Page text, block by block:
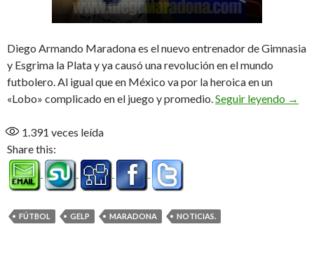
Diego Armando Maradona es el nuevo entrenador de Gimnasia
y Esgrima la Plata y ya causó una revolución en el mundo
futbolero. Al igual que en México va por la heroica en un
«Lobo» complicado en el juego y promedio.Seguir leyendo →
1.391 veces leída
Share this:
FÚTBOL GELP MARADONA NOTICIAS.